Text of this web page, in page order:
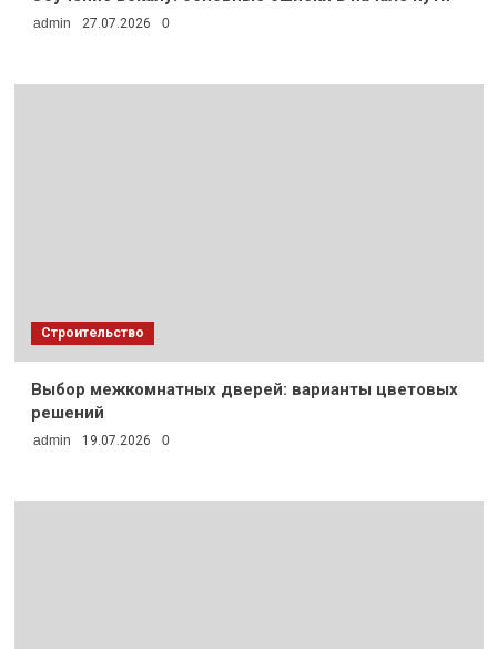
admin 27.07.2026 0
Строительство
Выбор межкомнатных дверей: варианты цветовых
решений
admin 19.07.2026 0